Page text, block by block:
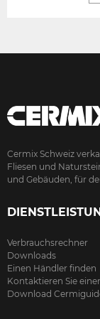
Cermix Schweiz
Fliesen und
und Gebäuden, für
Verbrauchsrechner
Downloads
Einen Händler finden
Kontaktieren Sie
Download